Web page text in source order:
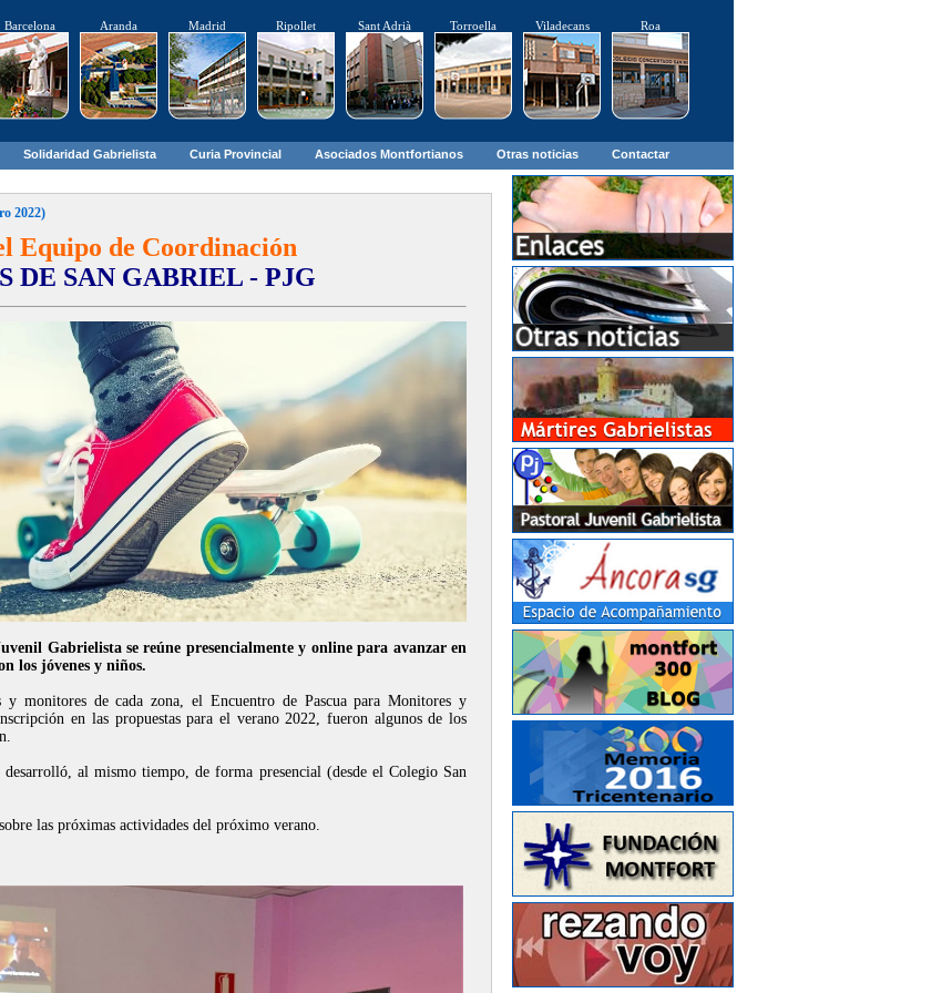
Barcelona Aranda Madrid Ripollet Sant Adrià Torroella Viladecans Roa
Solidaridad Gabrielista Curia Provincial Asociados Montfortianos Otras noticias Contactar
2022)
Equipo de Coordinación
DE SAN GABRIEL - PJG
Gabrielista se reúne presencialmente y online para avanzar en
los jóvenes y niños.
monitores de cada zona, el Encuentro de Pascua para Monitores y
en las propuestas para el verano 2022, fueron algunos de los
al mismo tiempo, de forma presencial (desde el Colegio San
las próximas actividades del próximo verano.